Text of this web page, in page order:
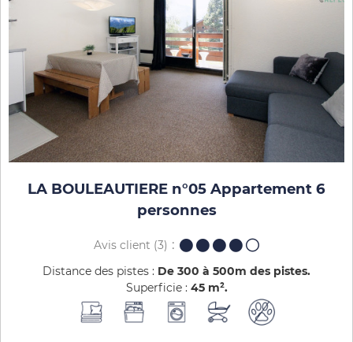
LA BOULEAUTIERE n°05 Appartement 6
personnes
Avis client (3)
Distance des pistes : De 300 à 500m des pistes
Superficie : 45 m²